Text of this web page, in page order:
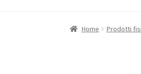
Home Carrello Cassa
Home Prodotti